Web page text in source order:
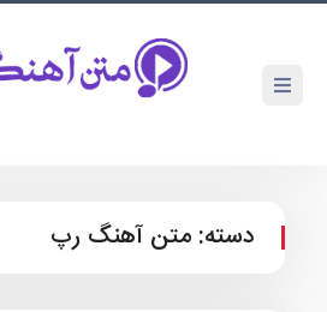
دسته: متن آهنگ رپ